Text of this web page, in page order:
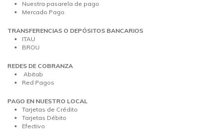
Nuestra pasarela de pago
Mercado Pago
TRANSFERENCIAS O DEPÓSITOS BANCARIOS
ITAU
BROU
REDES DE COBRANZA
Abitab
Red Pagos
PAGO EN NUESTRO LOCAL
Tarjetas de Crédito
Tarjetas Débito
Efectivo